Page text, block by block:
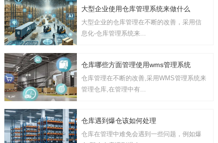
大型企业使用仓库管理系统来做什么
大型企业的仓库管理在不断的改善，采用信
息化-仓库管理系统来...
仓库哪些方面管理使用wms管理系统
仓库管理在不断的改善,采用WMS管理系统来
管理仓库,在管理中有...
仓库遇到爆仓该如何处理
仓库在管理中难免会遇到一些问题，例如爆